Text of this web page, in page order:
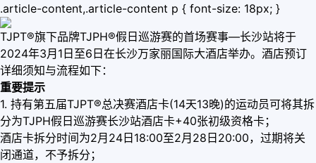
.article-content,.article-content p { font-size: 18px; }
TJPT®旗下品牌TJPH®假日巡游赛的首场赛事—长沙站将于
2024年3月1日至6日在长沙万家丽国际大酒店举办。酒店预订
详细须知与流程如下：
重要提示
1. 持有第五届TJPT®总决赛酒店卡(14天13晚)的运动员可将其拆
分为TJPH假日巡游赛长沙站酒店卡+40张初级资格卡；
酒店卡拆分时间为2月24日18:00至2月28日20:00，过期将关
闭通道，不予拆分；